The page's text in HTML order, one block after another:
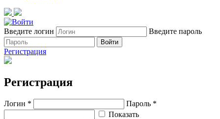
Введите логин Введите пароль
Войти
Регистрация
Регистрация
Логин *
Пароль *
Показать